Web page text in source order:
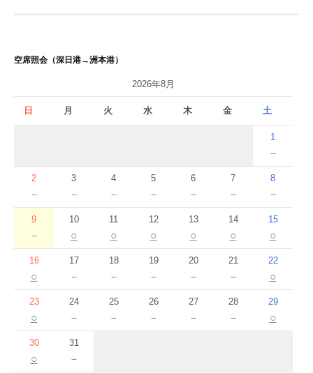
シ
ョ
空席照会（深日港→洲本港）
2026年8月
日 月 火 水 木 金 土
1
－
2
－
3
－
4
－
5
－
6
－
7
－
8
－
9
－
10
○
11
○
12
○
13
○
14
○
15
○
16
○
17
－
18
－
19
－
20
－
21
－
22
○
23
○
24
－
25
－
26
－
27
－
28
－
29
○
30
○
31
－